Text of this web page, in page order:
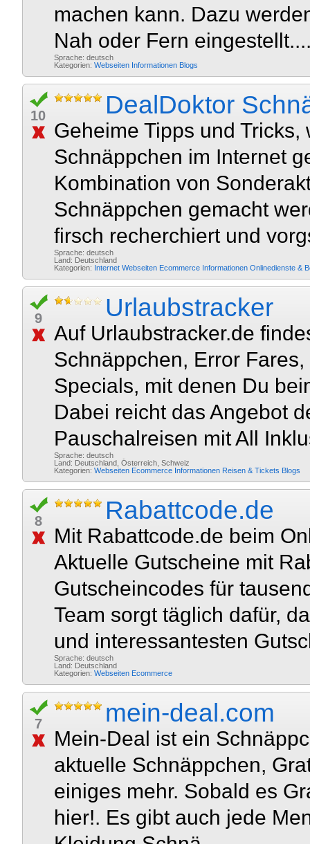
machen kann. Dazu
Nah oder Fern
Sprache: deutsch
Kategorien: Webseiten Informationen Blogs
10 DealDoktor
Geheime Tipps und
Schnäppchen im Internet
Kombination von
Schnäppchen gemacht
firsch recherchiert und
Sprache: deutsch
Land: Deutschland
Kategorien: Internet Webseiten Ecommerce Informationen Onlinedienste &
9 Urlaubstracker
Auf Urlaubstracker.de
Schnäppchen, Error
Specials, mit denen Du
Dabei reicht das Angebot
Pauschalreisen mit All
Sprache: deutsch
Land: Deutschland, Österreich, Schweiz
Kategorien: Webseiten Ecommerce Informationen Reisen & Tickets Blogs
8 Rabattcode.de
Mit Rabattcode.de beim
Aktuelle Gutscheine mit
Gutscheincodes für
Team sorgt täglich dafür,
und interessantesten
Sprache: deutsch
Land: Deutschland
Kategorien: Webseiten Ecommerce
7 mein-deal.com
Mein-Deal ist ein
aktuelle Schnäppchen,
einiges mehr. Sobald es
hier!. Es gibt auch jede